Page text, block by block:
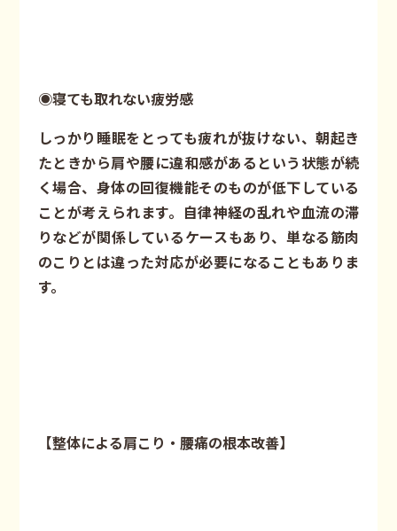
◉寝ても取れない疲労感
しっかり睡眠をとっても疲れが抜けない、朝起き
たときから肩や腰に違和感があるという状態が続
く場合、身体の回復機能そのものが低下している
ことが考えられます。自律神経の乱れや血流の滞
りなどが関係しているケースもあり、単なる筋肉
のこりとは違った対応が必要になることもありま
す。
【整体による肩こり・腰痛の根本改善】